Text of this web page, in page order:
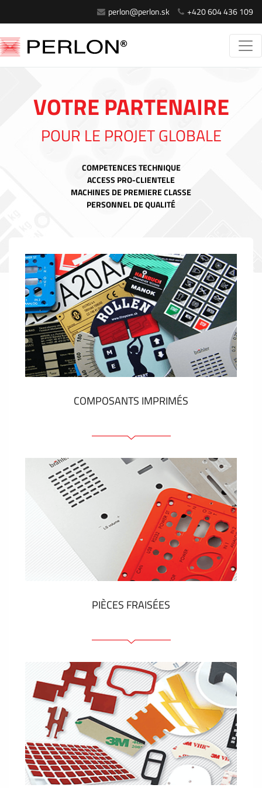
perlon@perlon.sk +420 604 436 109
VOTRE PARTENAIRE
POUR LE PROJET GLOBALE
COMPETENCES TECHNIQUE
ACCESS PRO-CLIENTELE
MACHINES DE PREMIERE CLASSE
PERSONNEL DE QUALITÉ
COMPOSANTS IMPRIMÉS
Faces avant plastique
Clavier a membrane
Plaques industrielles métalliques
Autocollants et étiquettes
Étiquettes en plastique et tags
VOIR PLUS
PIÈCES FRAISÉES
Face avant ou arrière en aluminium ou matière
plastique
Panneaux anodisés
Panneaux colorés
Panneaux avec éléments de presse
Étiquettes gravees